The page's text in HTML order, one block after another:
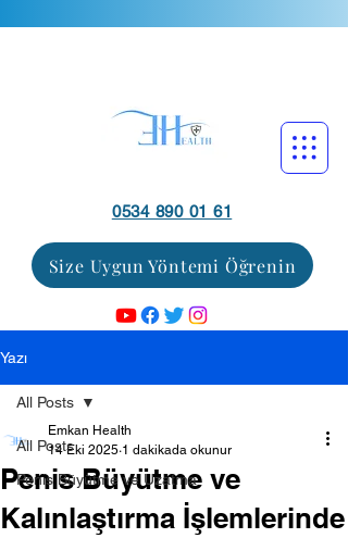
0534 890 01 61
Size Uygun Yöntemi Öğrenin
Yazı
All Posts
Penis Büyütme ve Uzatma
All Posts
Penis Büyütme ve
Kalınlaştırma İşlemlerinde
Emkan Health
14 Eki 2025 1 dakikada okunur